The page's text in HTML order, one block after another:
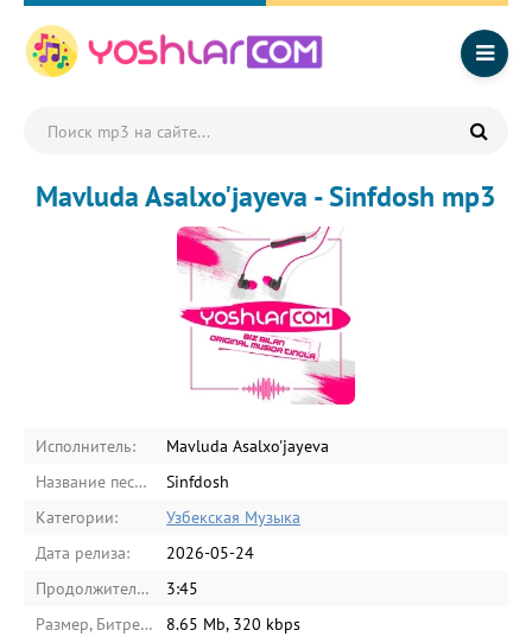
Mavluda Asalxo'jayeva - Sinfdosh mp3
Исполнитель:
Mavluda Asalxo'jayeva
Название песни:
Sinfdosh
Категории:
Узбекская Музыка
Дата релиза:
2026-05-24
Продолжительность:
3:45
Размер, Битрейт:
8.65 Mb, 320 kbps